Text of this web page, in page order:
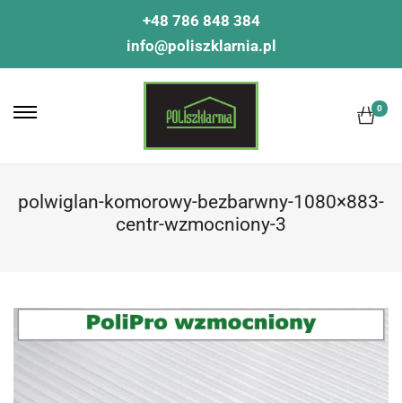
+48 786 848 384
info@poliszklarnia.pl
0
polwiglan-komorowy-bezbarwny-1080×883-
centr-wzmocniony-3